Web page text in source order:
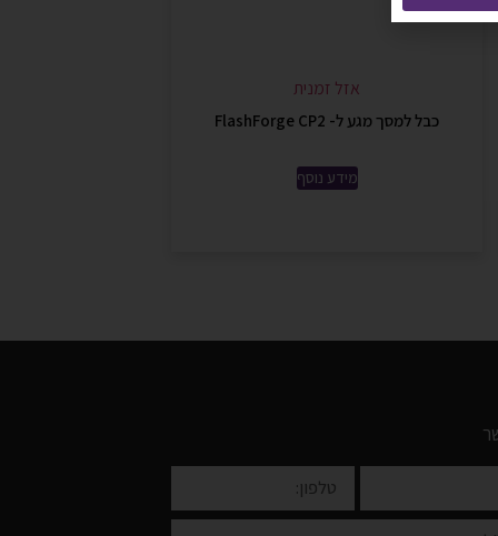
אזל זמנית
כבל למסך מגע ל- FlashForge CP2
מידע נוסף